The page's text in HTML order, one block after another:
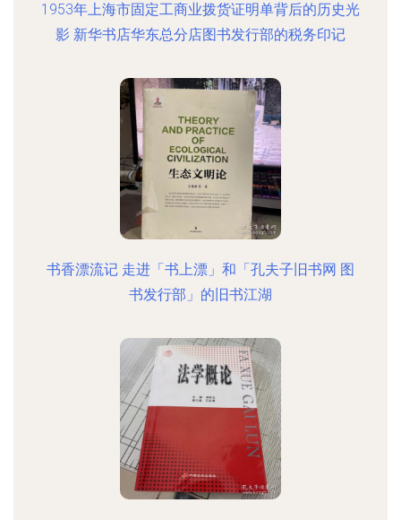
1953年上海市固定工商业拨货证明单背后的历史光
影 新华书店华东总分店图书发行部的税务印记
书香漂流记 走进「书上漂」和「孔夫子旧书网 图
书发行部」的旧书江湖